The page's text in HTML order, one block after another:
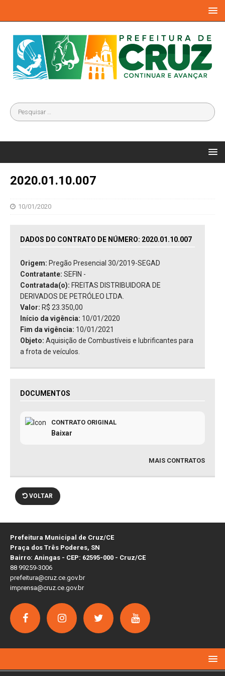
2020.01.10.007
10/01/2020
DADOS DO CONTRATO DE NÚMERO: 2020.01.10.007
Origem: Pregão Presencial 30/2019-SEGAD
Contratante: SEFIN -
Contratada(o): FREITAS DISTRIBUIDORA DE
DERIVADOS DE PETRÓLEO LTDA.
Valor: R$ 23.350,00
Início da vigência: 10/01/2020
Fim da vigência: 10/01/2021
Objeto: Aquisição de Combustíveis e lubrificantes para
a frota de veículos.
DOCUMENTOS
CONTRATO ORIGINAL
Baixar
MAIS CONTRATOS
VOLTAR
Prefeitura Municipal de Cruz/CE
Praça dos Três Poderes, SN
Bairro: Aningas - CEP: 62595-000 - Cruz/CE
88 99259-3006
prefeitura@cruz.ce.gov.br
imprensa@cruz.ce.gov.br